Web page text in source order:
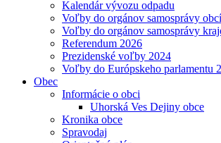
Kalendár vývozu odpadu
Voľby do orgánov samosprávy
Voľby do orgánov samosprávy
Referendum 2026
Prezidenské voľby 2024
Voľby do Európskeho parlamentu
Obec
Informácie o obci
Uhorská Ves Dejiny obce
Kronika obce
Spravodaj